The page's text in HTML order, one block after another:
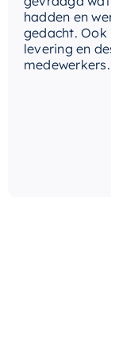
hadden en werd
gedacht. Ook in de
levering en
medewerkers. Wij